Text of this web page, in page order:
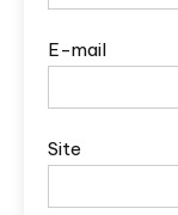
E-mail
Site